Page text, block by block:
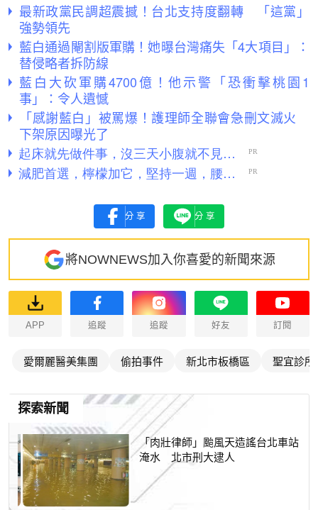
最新政黨民調超震撼！台北支持度翻轉 「這黨」
強勢領先
藍白通過閹割版軍購！她曝台灣痛失「4大項目」：
替侵略者拆防線
藍白大砍軍購4700億！他示警「恐衝擊桃園1
事」：令人遺憾
「感謝藍白」被罵爆！護理師全聯會急刪文滅火
下架原因曝光了
分享 分享
將NOWNEWS加入你喜愛的新聞來源
APP 追蹤 追蹤 好友 訂閱
愛爾麗醫美集團 偷拍事件 新北市板橋區 聖宜診所
探索新聞
「肉壯律師」颱風天造謠台北車站
淹水 北市刑大逮人